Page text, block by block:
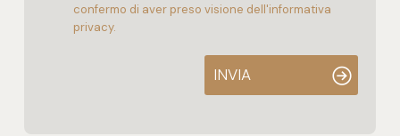
confermo di aver preso visione dell'informativa
privacy.
INVIA